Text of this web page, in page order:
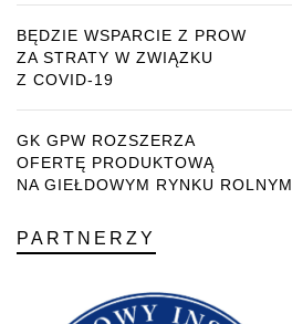
BĘDZIE WSPARCIE Z PROW
ZA STRATY W ZWIĄZKU
Z COVID-19
GK GPW ROZSZERZA
OFERTĘ PRODUKTOWĄ
NA GIEŁDOWYM RYNKU ROLNYM
PARTNERZY